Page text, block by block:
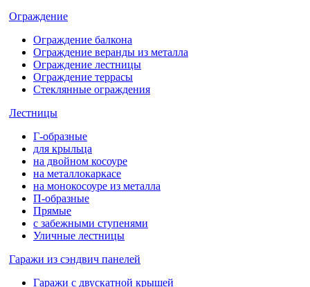
Ограждение
Ограждение балкона
Ограждение веранды из металла
Ограждение лестницы
Ограждение террасы
Стеклянные ограждения
Лестницы
Г-образные
для крыльца
на двойном косоуре
на металлокаркасе
на монокосоуре из металла
П-образные
Прямые
с забежными ступенями
Уличные лестницы
Гаражи из сэндвич панелей
Гаражи с двускатной крышей